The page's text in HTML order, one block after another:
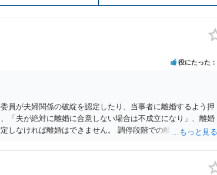
役にたった
員が夫婦関係の破綻を認定したり、当事者に離婚するよう押
「夫が絶対に離婚に合意しない場合は不成立になり」、離婚
しなければ離婚はできません。 調停段階での離婚成立を希望
として提示された条件を全部丸呑みする、という方法しかな
くないという考えを見透かされてしまうと、逆に足下を見ら